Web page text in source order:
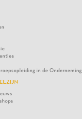
in de Onderneming